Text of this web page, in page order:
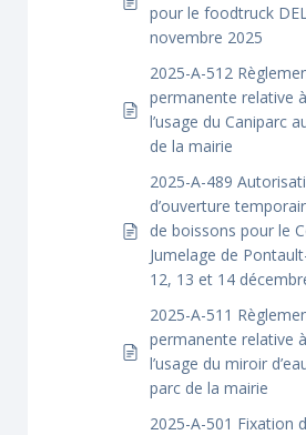
pour le foodtruck
novembre 2025
2025-A-512
permanente relative
l’usage du Caniparc
de la mairie
2025-A-489
d’ouverture
de boissons pour le
Jumelage de
12, 13 et 14
2025-A-511
permanente relative
l’usage du miroir
parc de la mairie
2025-A-501 Fixation